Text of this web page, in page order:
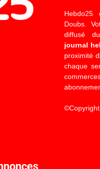
Hebdo25
Doubs.
diffusé
journal
proximité
chaque